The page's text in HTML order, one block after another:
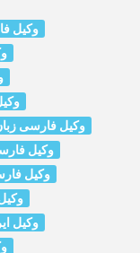
وکیل
وکیل فارسی
وکیل
وکیل
وکیل